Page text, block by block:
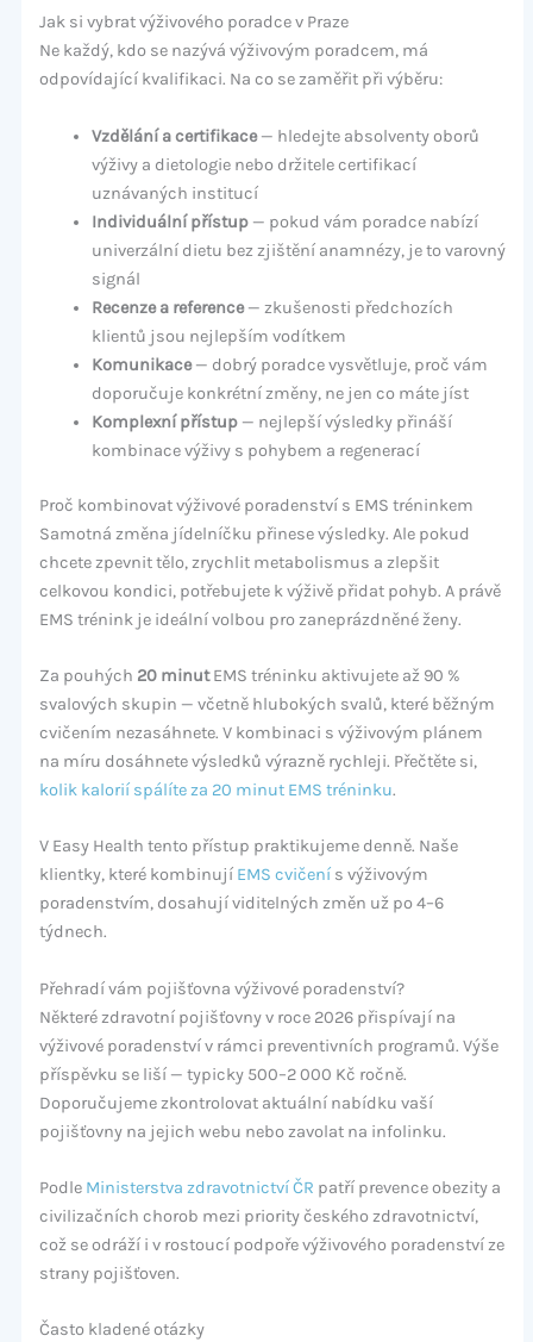
Jak si vybrat výživového poradce v Praze
Ne každý, kdo se nazývá výživovým poradcem, má
odpovídající kvalifikaci. Na co se zaměřit při výběru:
Vzdělání a certifikace— hledejte absolventy oborů
výživy a dietologie nebo držitele certifikací
uznávaných institucí
Individuální přístup— pokud vám poradce nabízí
univerzální dietu bez zjištění anamnézy, je to varovný
signál
Recenze a reference— zkušenosti předchozích
klientů jsou nejlepším vodítkem
Komunikace— dobrý poradce vysvětluje, proč vám
doporučuje konkrétní změny, ne jen co máte jíst
Komplexní přístup— nejlepší výsledky přináší
kombinace výživy s pohybem a regenerací
Proč kombinovat výživové poradenství s EMS tréninkem
Samotná změna jídelníčku přinese výsledky. Ale pokud
chcete zpevnit tělo, zrychlit metabolismus a zlepšit
celkovou kondici, potřebujete k výživě přidat pohyb. A právě
EMS trénink je ideální volbou pro zaneprázdněné ženy.
Za pouhých 20 minutEMS tréninku aktivujete až 90 %
svalových skupin — včetně hlubokých svalů, které běžným
cvičením nezasáhnete. V kombinaci s výživovým plánem
na míru dosáhnete výsledků výrazně rychleji. Přečtěte si,
kolik kalorií spálíte za 20 minut EMS tréninku.
V Easy Health tento přístup praktikujeme denně. Naše
klientky, které kombinují EMS cvičenís výživovým
poradenstvím, dosahují viditelných změn už po 4–6
týdnech.
Přehradí vám pojišťovna výživové poradenství?
Některé zdravotní pojišťovny v roce 2026 přispívají na
výživové poradenství v rámci preventivních programů. Výše
příspěvku se liší — typicky 500–2 000 Kč ročně.
Doporučujeme zkontrolovat aktuální nabídku vaší
pojišťovny na jejich webu nebo zavolat na infolinku.
Podle Ministerstva zdravotnictví ČR patří prevence obezity a
civilizačních chorob mezi priority českého zdravotnictví,
což se odráží i v rostoucí podpoře výživového poradenství ze
strany pojišťoven.
Často kladené otázky